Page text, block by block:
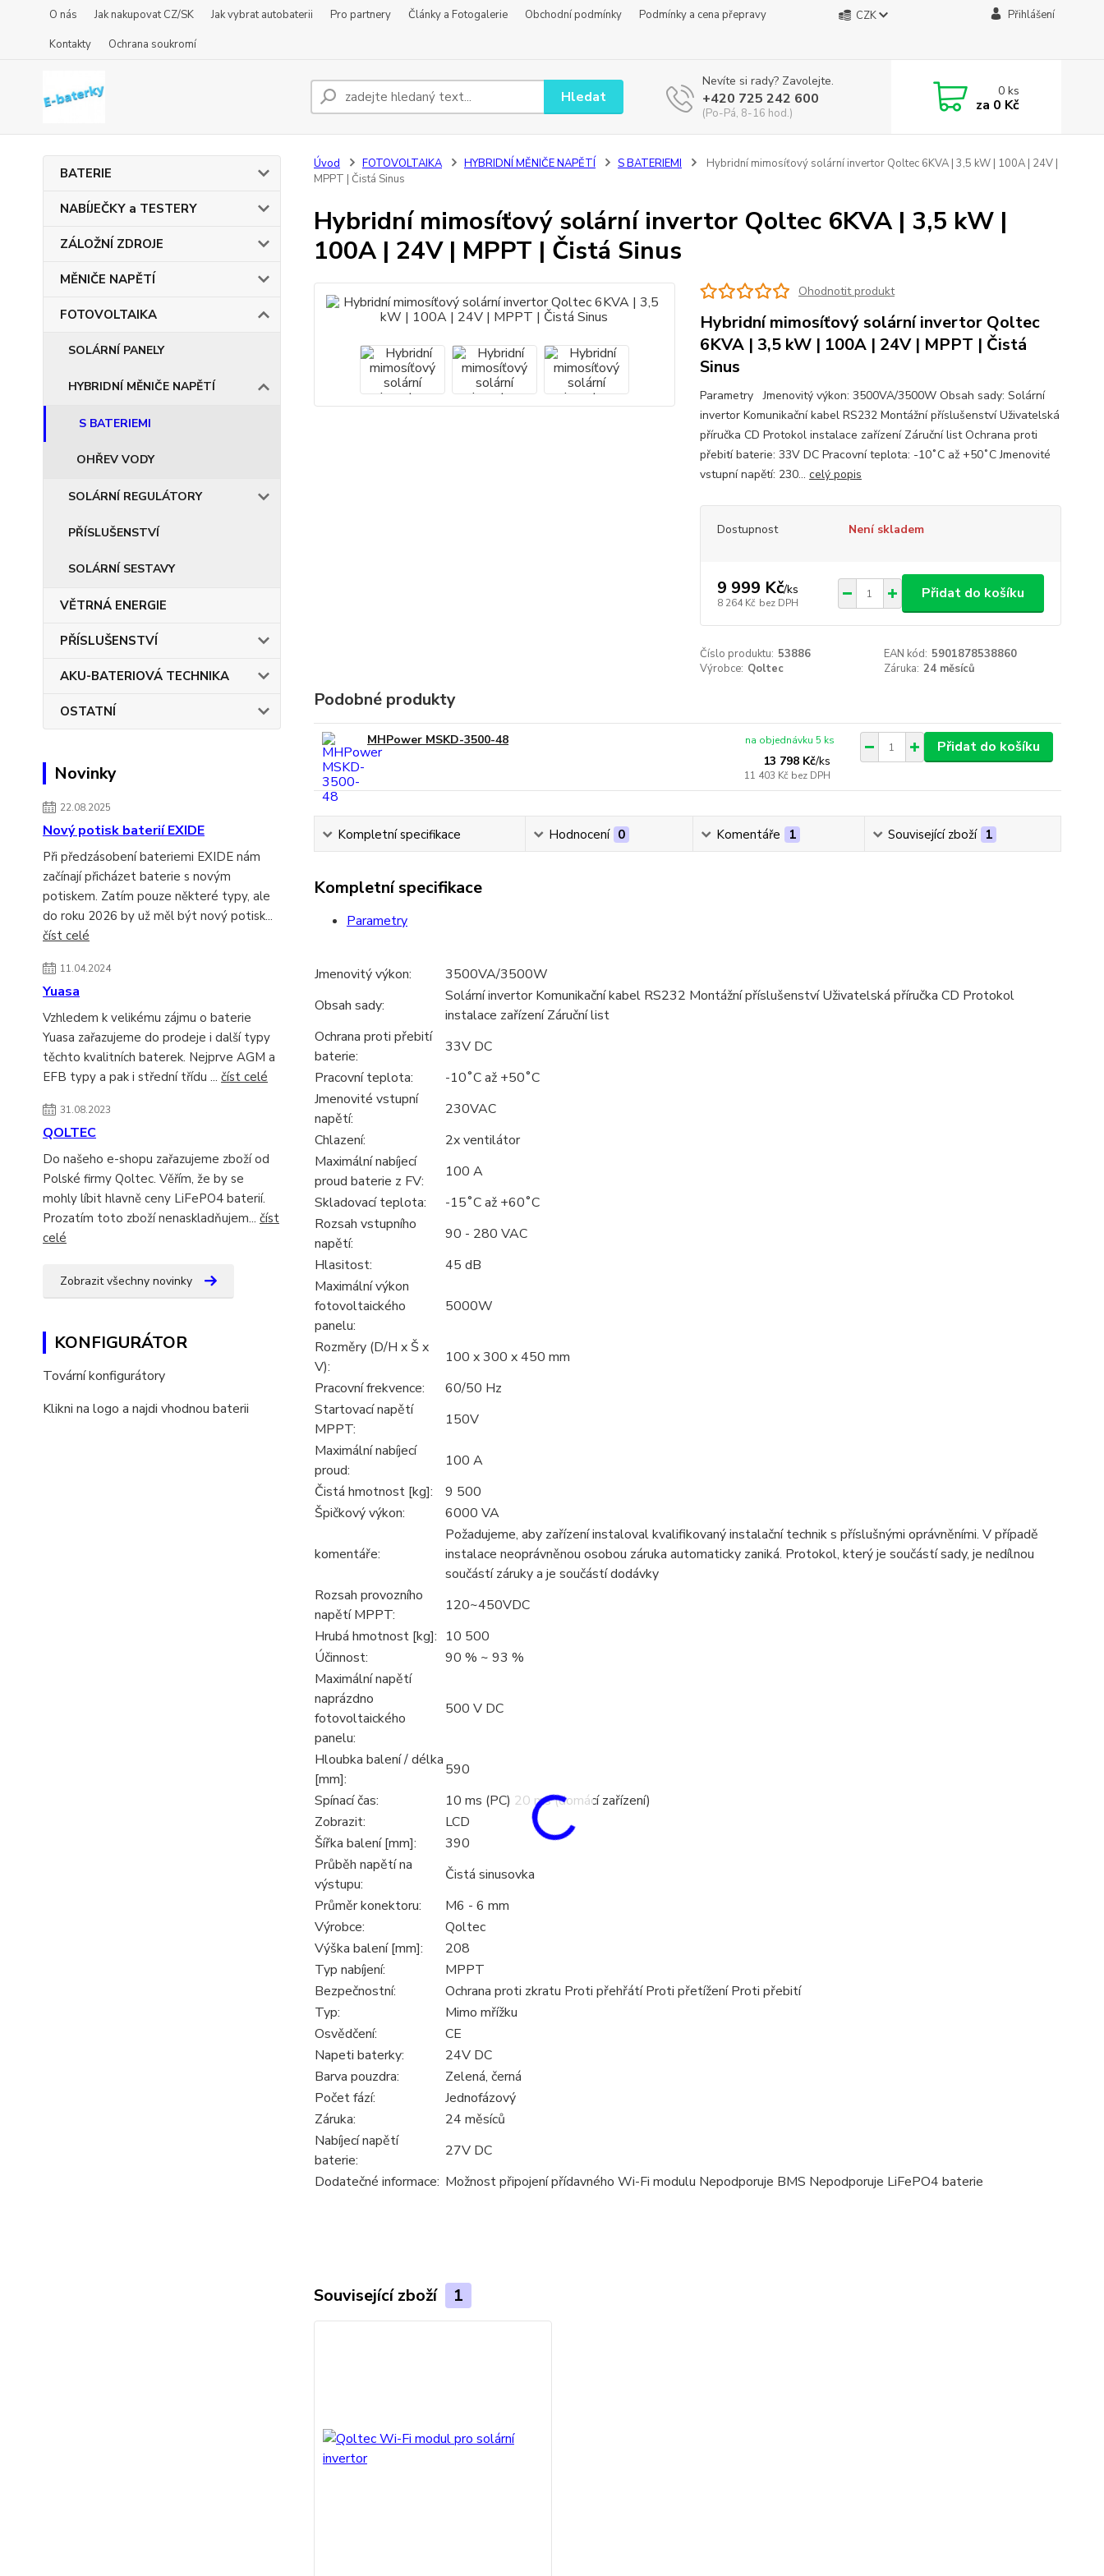
O nás Jak nakupovat CZ/SK Jak vybrat autobaterii Pro partnery Články a Fotogalerie Obchodní podmínky
Podmínky a cena přepravy
Kontakty
Ochrana soukromí
CZK Přihlášení
Hledat
Nevíte si rady? Zavolejte.
+420 725 242 600
(Po-Pá, 8-16 hod.)
0ks
za 0 Kč
BATERIE
NABÍJEČKY a TESTERY
ZÁLOŽNÍ ZDROJE
MĚNIČE NAPĚTÍ
FOTOVOLTAIKA
SOLÁRNÍ PANELY
HYBRIDNÍ MĚNIČE NAPĚTÍ
S BATERIEMI
OHŘEV VODY
SOLÁRNÍ REGULÁTORY
PŘÍSLUŠENSTVÍ
SOLÁRNÍ SESTAVY
VĚTRNÁ ENERGIE
PŘÍSLUŠENSTVÍ
AKU-BATERIOVÁ TECHNIKA
OSTATNÍ
Novinky
22.08.2025
Nový potisk baterií EXIDE
Při předzásobení bateriemi EXIDE nám
začínají přicházet baterie s novým
potiskem. Zatím pouze některé typy, ale
do roku 2026 by už měl být nový potisk...
číst celé
11.04.2024
Yuasa
Vzhledem k velikému zájmu o baterie
Yuasa zařazujeme do prodeje i další typy
těchto kvalitních baterek. Nejprve AGM a
EFB typy a pak i střední třídu ... číst celé
31.08.2023
QOLTEC
Do našeho e-shopu zařazujeme zboží od
Polské firmy Qoltec. Věřím, že by se
mohly líbit hlavně ceny LiFePO4 baterií.
Prozatím toto zboží nenaskladňujem... číst
celé
Zobrazit všechny novinky
KONFIGURÁTOR
Tovární konfigurátory
Klikni na logo a najdi vhodnou baterii
Úvod FOTOVOLTAIKA HYBRIDNÍ MĚNIČE NAPĚTÍ S BATERIEMI
Hybridní mimosíťový solární invertor Qoltec 6KVA | 3,5 kW | 100A | 24V |
MPPT | Čistá Sinus
Hybridní mimosíťový solární invertor Qoltec 6KVA | 3,5 kW |
100A | 24V | MPPT | Čistá Sinus
Ohodnotit produkt
Hybridní mimosíťový solární invertor Qoltec
6KVA | 3,5 kW | 100A | 24V | MPPT | Čistá
Sinus
Parametry Jmenovitý výkon: 3500VA/3500W Obsah sady: Solární
invertor Komunikační kabel RS232 Montážní příslušenství Uživatelská
příručka CD Protokol instalace zařízení Záruční list Ochrana proti
přebití baterie: 33V DC Pracovní teplota: -10˚C až +50˚C Jmenovité
vstupní napětí: 230... celý popis
Dostupnost Není skladem
9 999 Kč/ks
8 264 Kč bez DPH
Přidat do košíku
Číslo produktu: 53886 EAN kód: 5901878538860
Výrobce: Qoltec Záruka: 24 měsíců
Podobné produkty
MHPower MSKD-3500-48
13 798 Kč/ks
11 403 Kč bez DPH
na objednávku 5 ks Přidat do košíku
Kompletní specifikace Hodnocení 0 Komentáře 1 Související zboží 1
Kompletní specifikace
Parametry
Jmenovitý výkon:
3500VA/3500W
Obsah sady:
Solární invertor Komunikační kabel RS232 Montážní příslušenství Uživatelská příručka CD Protokol
instalace zařízení Záruční list
Ochrana proti přebití
baterie:
33V DC
Pracovní teplota:
-10˚C až +50˚C
Jmenovité vstupní
napětí:
230VAC
Chlazení:
2x ventilátor
Maximální nabíjecí
proud baterie z FV:
100 A
Skladovací teplota:
-15˚C až +60˚C
Rozsah vstupního
napětí:
90 - 280 VAC
Hlasitost:
45 dB
Maximální výkon
fotovoltaického
panelu:
5000W
Rozměry (D/H x Š x
V):
100 x 300 x 450 mm
Pracovní frekvence:
60/50 Hz
Startovací napětí
MPPT:
150V
Maximální nabíjecí
proud:
100 A
Čistá hmotnost [kg]:
9 500
Špičkový výkon:
6000 VA
komentáře:
Požadujeme, aby zařízení instaloval kvalifikovaný instalační technik s příslušnými oprávněními. V případě
instalace neoprávněnou osobou záruka automaticky zaniká. Protokol, který je součástí sady, je nedílnou
součástí záruky a je součástí dodávky
Rozsah provozního
napětí MPPT:
120~450VDC
Hrubá hmotnost [kg]: 10 500
Účinnost:
90 % ~ 93 %
Maximální napětí
naprázdno
fotovoltaického
panelu:
500 V DC
Hloubka balení / délka
[mm]:
590
Spínací čas:
10 ms (PC) 20 ms (domácí zařízení)
Zobrazit:
LCD
Šířka balení [mm]:
390
Průběh napětí na
výstupu:
Čistá sinusovka
Průměr konektoru:
M6 - 6 mm
Výrobce:
Qoltec
Výška balení [mm]:
208
Typ nabíjení:
MPPT
Bezpečnostní:
Ochrana proti zkratu Proti přehřátí Proti přetížení Proti přebití
Typ:
Mimo mřížku
Osvědčení:
CE
Napeti baterky:
24V DC
Barva pouzdra:
Zelená, černá
Počet fází:
Jednofázový
Záruka:
24 měsíců
Nabíjecí napětí
baterie:
27V DC
Dodatečné informace: Možnost připojení přídavného Wi-Fi modulu Nepodporuje BMS Nepodporuje LiFePO4 baterie
Související zboží 1